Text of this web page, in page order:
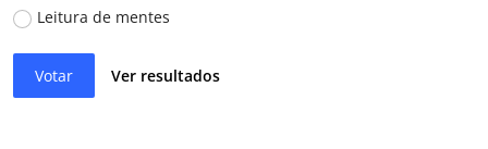
Leitura de mentes
Votar Ver resultados